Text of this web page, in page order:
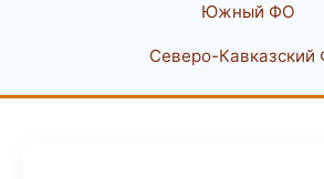
Южный ФО
Северо-Кавказский